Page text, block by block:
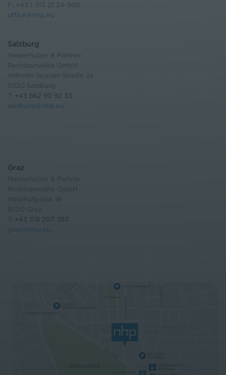
F: +43 1 513 21 24-300
office@nhp.eu
Salzburg
Niederhuber & Partner
Rechtsanwälte GmbH
Wilhelm-Spazier-Straße 2a
5020 Salzburg
T: +43 662 90 92 33
salzburg@nhp.eu
Graz
Niederhuber & Partner
Rechtsanwälte GmbH
Metahofgasse 16
8020 Graz
+43 316 207 383
graz@nhp.eu